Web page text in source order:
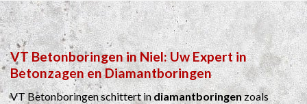
VT BetonboringeninNiel: Uw Expert in
BetonzagenenDiamantboringen
VT Betonboringen schittert indiamantboringenzoals